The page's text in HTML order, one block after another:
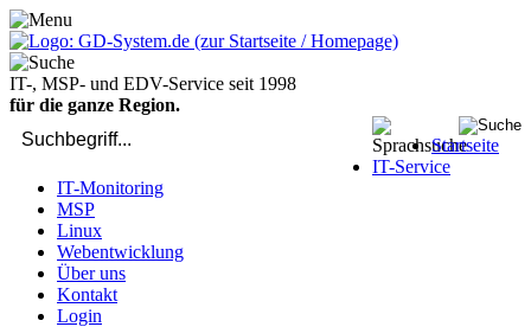
IT-, MSP- und EDV-Service seit 1998
für die ganze Region.
Startseite
IT-Service
IT-Monitoring
MSP
Linux
Webentwicklung
Über uns
Kontakt
Login